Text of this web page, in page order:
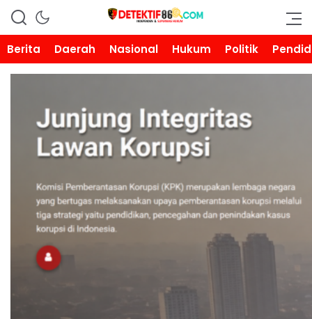
DETEKTIF86.COM
Berita
Daerah Nasional Hukum Politik